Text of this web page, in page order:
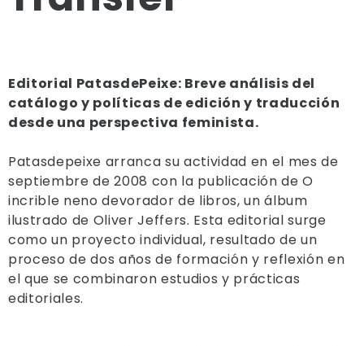
Editorial PatasdePeixe: Breve análisis del
catálogo y políticas de edición y traducción
desde una perspectiva feminista.
Patasdepeixe arranca su actividad en el mes de
septiembre de 2008 con la publicación de O
incrible neno devorador de libros, un álbum
ilustrado de Oliver Jeffers. Esta editorial surge
como un proyecto individual, resultado de un
proceso de dos años de formación y reflexión en
el que se combinaron estudios y prácticas
editoriales.